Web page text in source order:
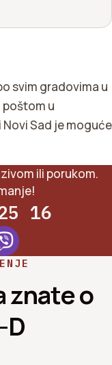
svim gradovima u
poštom u
Sad je moguće
ili porukom.
16
znate o